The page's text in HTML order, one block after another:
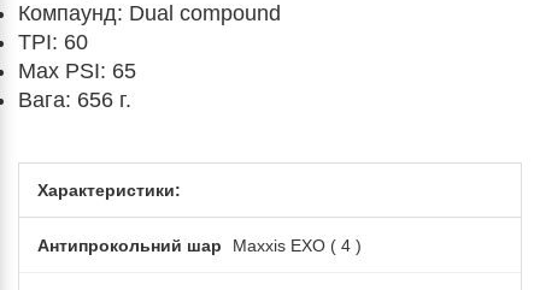
Компаунд: Dual compound
TPI: 60
Max PSI: 65
Вага: 656 г.
Характеристики:
Антипрокольний шар Maxxis EXO ( 4 )